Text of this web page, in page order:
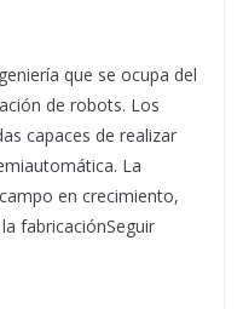
que se ocupa del
de robots. Los
capaces de realizar
La
en crecimiento,
fabricaciónSeguir